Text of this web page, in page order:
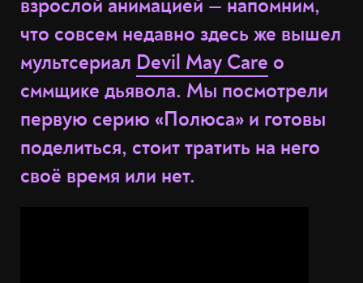
взрослой анимацией — напомним,
что совсем недавно здесь же вышел
мультсериал Devil May Care о
сммщике дьявола. Мы посмотрели
первую серию «Полюса» и готовы
поделиться, стоит тратить на него
своё время или нет.